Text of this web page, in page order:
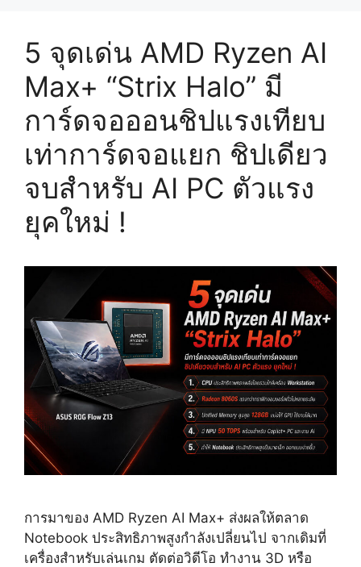
5 จุดเด่น AMD Ryzen AI
Max+ “Strix Halo” มี
การ์ดจอออนชิปแรงเทียบ
เท่าการ์ดจอแยก ชิปเดียว
จบสำหรับ AI PC ตัวแรง
ยุคใหม่ !
การมาของ AMD Ryzen AI Max+ ส่งผลให้ตลาด
Notebook ประสิทธิภาพสูงกำลังเปลี่ยนไป จากเดิมที่
เครื่องสำหรับเล่นเกม ตัดต่อวิดีโอ ทำงาน 3D หรือ